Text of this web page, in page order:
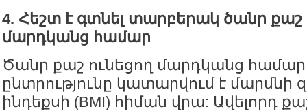
4. Հեշտ է գտնել տարբերակ ծանր քաշ
մարդկանց համար
Ծանր քաշ ունեցող մարդկանց
ընտրությունը կատարվում է մարմնի
ինդեքսի (BMI) հիման վրա: Ավելորդ